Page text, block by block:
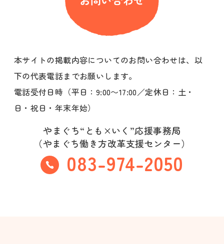
本サイトの掲載内容についてのお問い合わせは、以
下の代表電話までお願いします。
電話受付日時（平日：9:00〜17:00／定休日：土・
日・祝日・年末年始）
やまぐち“とも×いく”応援事務局
（やまぐち働き方改革支援センター）
083-974-2050